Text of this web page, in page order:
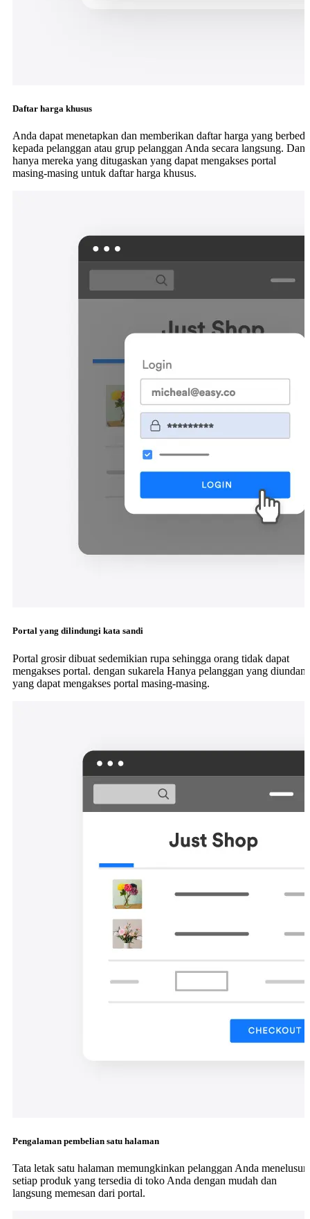
Daftar harga khusus
Anda dapat menetapkan dan memberikan daftar harga yang berbeda
kepada pelanggan atau grup pelanggan Anda secara langsung. Dan
hanya mereka yang ditugaskan yang dapat mengakses portal
masing-masing untuk daftar harga khusus.
Portal yang dilindungi kata sandi
Portal grosir dibuat sedemikian rupa sehingga orang tidak dapat
mengakses portal. dengan sukarela Hanya pelanggan yang
yang dapat mengakses portal masing-masing.
Pengalaman pembelian satu halaman
Tata letak satu halaman memungkinkan pelanggan Anda menelusuri
setiap produk yang tersedia di toko Anda dengan mudah dan
langsung memesan dari portal.